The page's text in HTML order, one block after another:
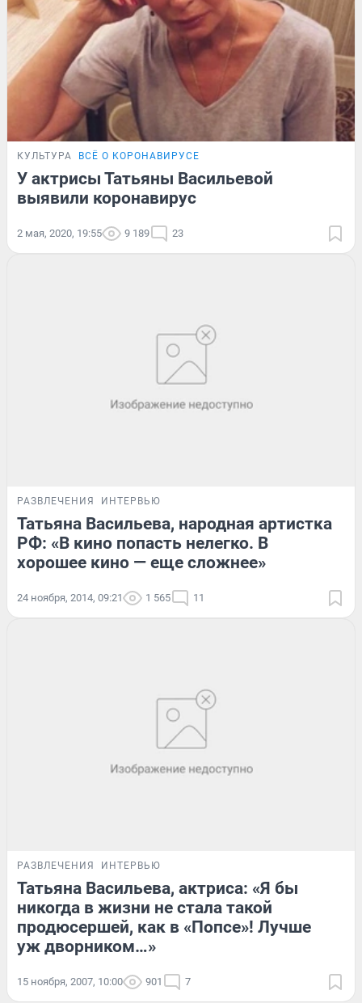
КУЛЬТУРА ВСЁ О КОРОНАВИРУСЕ
У актрисы Татьяны Васильевой
выявили коронавирус
2 мая, 2020, 19:55 9 189 23
РАЗВЛЕЧЕНИЯ ИНТЕРВЬЮ
Татьяна Васильева, народная артистка
РФ: «В кино попасть нелегко. В
хорошее кино — еще сложнее»
24 ноября, 2014, 09:21 1 565 11
РАЗВЛЕЧЕНИЯ ИНТЕРВЬЮ
Татьяна Васильева, актриса: «Я бы
никогда в жизни не стала такой
продюсершей, как в «Попсе»! Лучше
уж дворником…»
15 ноября, 2007, 10:00 901 7